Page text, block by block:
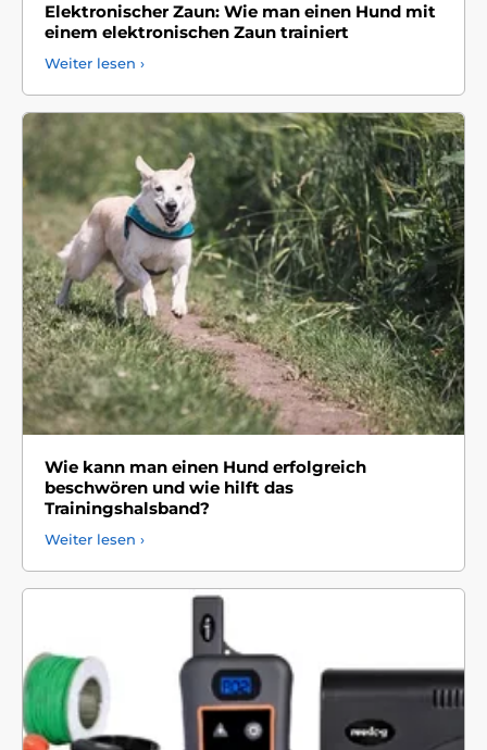
Elektronischer Zaun: Wie man einen Hund mit
einem elektronischen Zaun trainiert
Weiter lesen ›
Wie kann man einen Hund erfolgreich
beschwören und wie hilft das
Trainingshalsband?
Weiter lesen ›